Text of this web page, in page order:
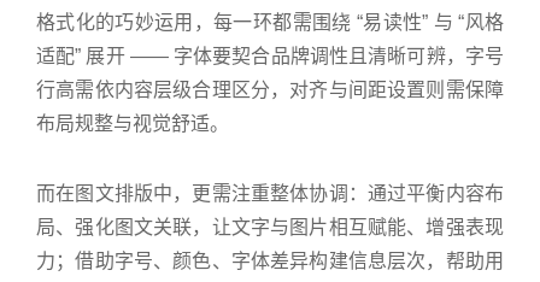
格式化的巧妙运用，每一环都需围绕 “易读性” 与 “风格
适配” 展开 —— 字体要契合品牌调性且清晰可辨，字号
行高需依内容层级合理区分，对齐与间距设置则需保障
布局规整与视觉舒适。
而在图文排版中，更需注重整体协调：通过平衡内容布
局、强化图文关联，让文字与图片相互赋能、增强表现
力；借助字号、颜色、字体差异构建信息层次，帮助用